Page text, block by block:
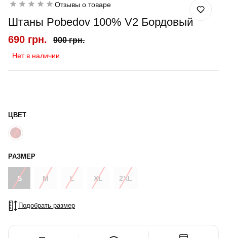
Отзывы о товаре
Штаны Pobedov 100% V2 Бордовый
690 грн. 900 грн.
Нет в наличии
ЦВЕТ
РАЗМЕР
S M L XL 2XL
Подобрать размер